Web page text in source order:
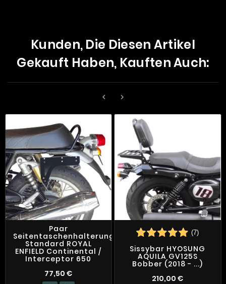
Kunden, Die Diesen Artikel
Gekauft Haben, Kauften Auch:
 
Paar
Seitentaschenhalterungen
Standard ROYAL
ENFIELD Continental /
Interceptor 650
77,50 €
(7)
Sissybar HYOSUNG
AQUILA GV125S
Bobber (2018 - ...)
210,00 €